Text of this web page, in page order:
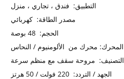
التطبيق: فندق ، تجاري ، منزل
مصدر الطاقة: كهربائي
الحجم:
المحرك: محرك من الألومنيوم / النحاس
التصنيف: مروحة سقف مع منظم سرعة
الجهد / التردد: